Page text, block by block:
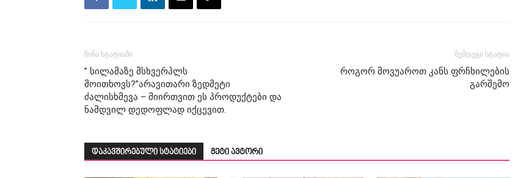
წინა სტატიაში
” სილამაზე მსხვერპლს
მოითხოვს?”არავითარი ზედმეტი
ძალისხმევა – მიირთვით ეს პროდუქტები და
ნამდვილ დედოფლად იქცევით.
შემდეგი სტატია
როგორ მოვუაროთ კანს ფრჩხილების
გარშემო
დაკავშირებული სტატიები მეტი ავტორი